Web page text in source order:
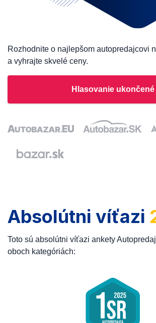
Rozhodnite o najlepšom autopredajcovi
a vyhrajte skvelé ceny.
Hlasovanie ukončené
Absolútni víťazi
Toto sú absolútni víťazi ankety
oboch kategóriách: